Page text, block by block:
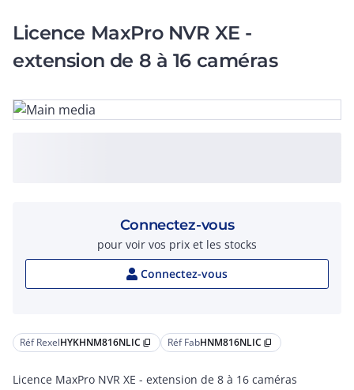
Licence MaxPro NVR XE -
extension de 8 à 16 caméras
Réf RexelHYKHNM816NLIC content_copy Réf FabHNM816NLIC content_copy
Licence MaxPro NVR XE - extension de 8 à 16 caméras
Connectez-vous
pour voir vos prix et les stocks
Connectez-vous